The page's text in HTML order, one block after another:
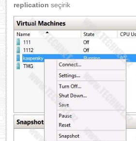
replication seçirik